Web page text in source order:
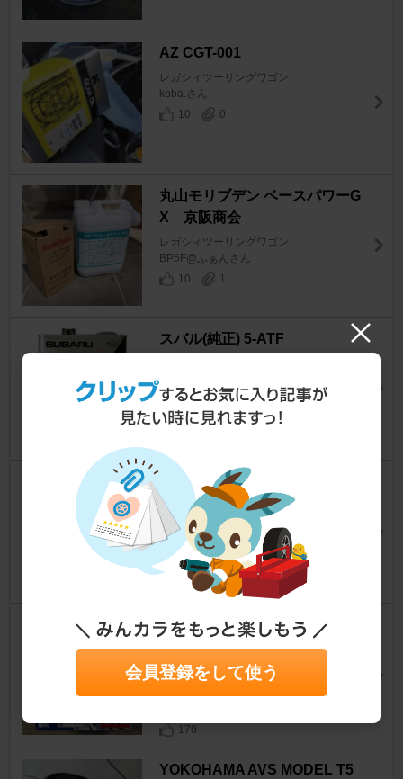
AZ CGT-001
レガシィツーリングワゴン
koba.さん
10
0
丸山モリブデン ベースパワーG
X 京阪商会
レガシィツーリングワゴン
BP5F@ふぁんさん
10
1
スバル(純正) 5-ATF
dorachansさん
12
1
スバル(純正) リアガーニッシュ
レガシィツーリングワゴン
ヤマむーさん
8
KYO-EI / 協永産業 ワイドトレ
ッドスペーサー ハブユニットシ
ステム 5020W3-56
179
YOKOHAMA AVS MODEL T5
会員登録をして使う